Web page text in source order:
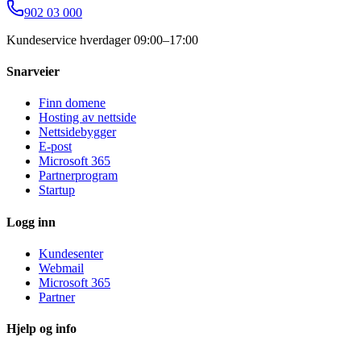
902 03 000
Kundeservice hverdager 09:00–17:00
Snarveier
Finn domene
Hosting av nettside
Nettsidebygger
E-post
Microsoft 365
Partnerprogram
Startup
Logg inn
Kundesenter
Webmail
Microsoft 365
Partner
Hjelp og info